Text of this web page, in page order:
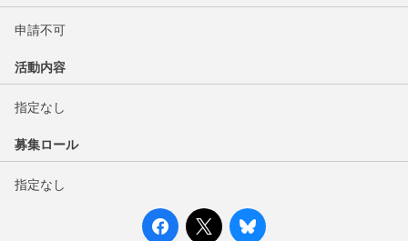
申請不可
活動内容
指定なし
募集ロール
指定なし